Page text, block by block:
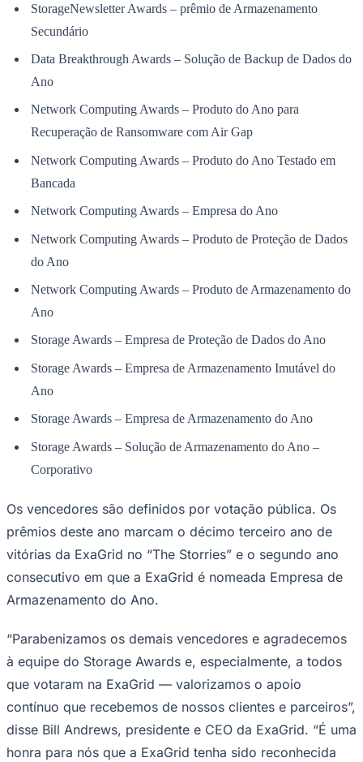
Publicidade Legal
NFL
UFC
MLB
NHL
Atletismo
Vôlei
Brasileirão Série B
Paulistão
Libertadores
Sul-Americana
Copa América
Premier League
Bundesliga
Mundial 2026
Times - Ir direto
StorageNewsletter Awards – prêmio de Armazenamento
Secundário
Data Breakthrough Awards – Solução de Backup de Dados do
Ano
Network Computing Awards – Produto do Ano para
Recuperação de Ransomware com Air Gap
Network Computing Awards – Produto do Ano Testado em
Bancada
Network Computing Awards – Empresa do Ano
Network Computing Awards – Produto de Proteção de Dados
do Ano
Network Computing Awards – Produto de Armazenamento do
Ano
Storage Awards – Empresa de Proteção de Dados do Ano
Storage Awards – Empresa de Armazenamento Imutável do
Ano
Storage Awards – Empresa de Armazenamento do Ano
Storage Awards – Solução de Armazenamento do Ano –
Corporativo
Os vencedores são definidos por votação pública. Os
prêmios deste ano marcam o décimo terceiro ano de
vitórias da ExaGrid no “The Storries” e o segundo ano
consecutivo em que a ExaGrid é nomeada Empresa de
Armazenamento do Ano.
“Parabenizamos os demais vencedores e agradecemos
à equipe do Storage Awards e, especialmente, a todos
que votaram na ExaGrid — valorizamos o apoio
contínuo que recebemos de nossos clientes e parceiros”,
disse Bill Andrews, presidente e CEO da ExaGrid. “É uma
honra para nós que a ExaGrid tenha sido reconhecida